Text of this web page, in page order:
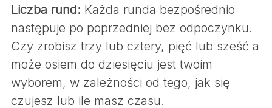
Liczba rund: Każda runda bezpośrednio
następuje po poprzedniej bez odpoczynku.
Czy zrobisz trzy lub cztery, pięć lub sześć a
może osiem do dziesięciu jest twoim
wyborem, w zależności od tego, jak się
czujesz lub ile masz czasu.